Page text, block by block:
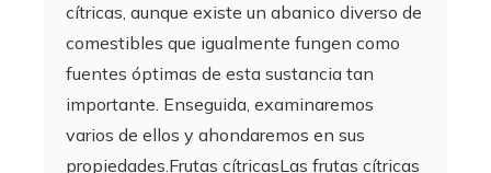
cítricas, aunque existe un abanico diverso de
comestibles que igualmente fungen como
fuentes óptimas de esta sustancia tan
importante. Enseguida, examinaremos
varios de ellos y ahondaremos en sus
propiedades.Frutas cítricasLas frutas cítricas